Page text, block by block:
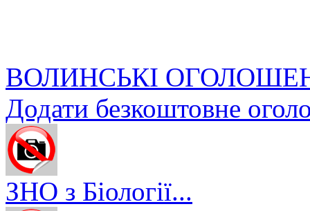
ВОЛИНСЬКІ
Додати безкоштовне
ЗНО з Біології...